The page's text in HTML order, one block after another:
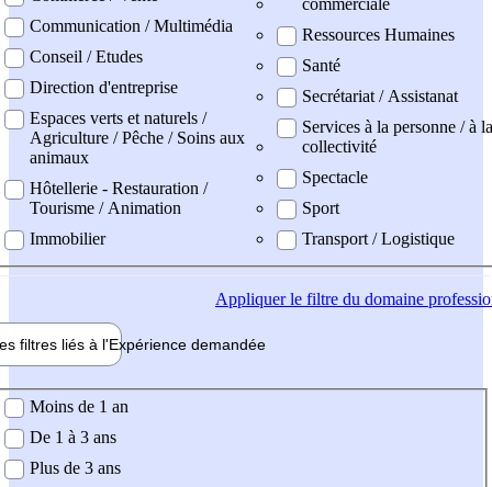
Communication / Multimédia
Conseil / Etudes
Direction d'entreprise
Espaces verts et naturels /
Agriculture / Pêche / Soins aux
animaux
Hôtellerie - Restauration /
Tourisme / Animation
Immobilier
Ressources Humaines
Santé
Secrétariat / Assistanat
Services à la personne / à la
collectivité
Spectacle
Sport
Transport / Logistique
Appliquerle filtre du domaine
filtres liés à l'Expérience demandée
demandée
Moins de 1 an
De 1 à 3 ans
Plus de 3 ans